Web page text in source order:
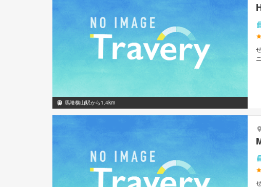
馬喰横山駅から1.4km